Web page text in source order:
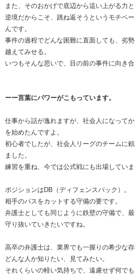
また、そのおかげで底辺から這い上がる力と
逆境だからこそ、跳ね返そうというモチベ
んです。
事件の過程でどんな困難に直面しても、劣
越えてみせる。
いつもそんな思いで、目の前の事件に向き合
ーー言葉にパワーがこもっています。
仕事から話が逸れますが、社会人になって
を始めたんですよ。
初心者でしたが、社会人リーグのチームに
ました。
練習を重ね、今では公式戦にも出場していま
ポジションはDB（ディフェンスバック）。
相手のパスをカットする守備の要です。
弁護士としても同じように鉄壁の守備で、
守り抜いていきたいですね。
高卒の弁護士は、業界でも一握りの希少な存
どんな人か知りたい、見てみたい。
それくらいの軽い気持ちで、遠慮せず何で